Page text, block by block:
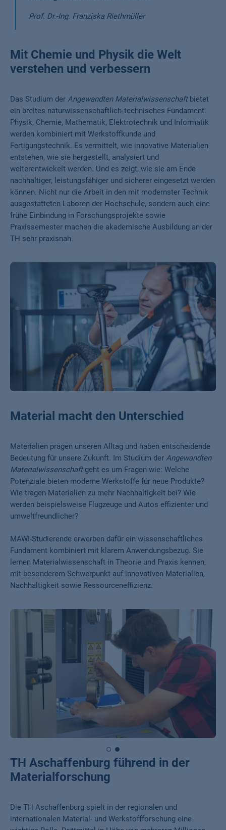
Prof. Dr.-Ing. Franziska Riethmüller
Mit Chemie und Physik die Welt
verstehen und verbessern
Das Studium der Angewandten Materialwissenschaft bietet
ein breites naturwissenschaftlich‑technisches Fundament.
Physik, Chemie, Mathematik, Elektrotechnik und Informatik
werden kombiniert mit Werkstoffkunde und
Fertigungstechnik. Es vermittelt, wie innovative Materialien
entstehen, wie sie hergestellt, analysiert und
weiterentwickelt werden. Und es zeigt, wie sie am Ende
nachhaltiger, leistungsfähiger und sicherer eingesetzt werden
können. Nicht nur die Arbeit in den mit modernster Technik
ausgestatteten Laboren der Hochschule, sondern auch eine
frühe Einbindung in Forschungsprojekte sowie
Praxissemester machen die akademische Ausbildung an der
TH sehr praxisnah.
Material macht den Unterschied
Materialien prägen unseren Alltag und haben entscheidende
Bedeutung für unsere Zukunft. Im Studium der Angewandten
Materialwissenschaftgeht es um Fragen wie: Welche
Potenziale bieten moderne Werkstoffe für neue Produkte?
Wie tragen Materialien zu mehr Nachhaltigkeit bei? Wie
werden beispielsweise Flugzeuge und Autos effizienter und
umweltfreundlicher?
MAWI-Studierende erwerben dafür ein wissenschaftliches
Fundament kombiniert mit klarem Anwendungsbezug. Sie
lernen Materialwissenschaft in Theorie und Praxis kennen,
mit besonderem Schwerpunkt auf innovativen Materialien,
Nachhaltigkeit sowie Ressourceneffizienz.
TH Aschaffenburg führend in der
Materialforschung
Die TH Aschaffenburg spielt in der regionalen und
internationalen Material- und Werkstoffforschung eine